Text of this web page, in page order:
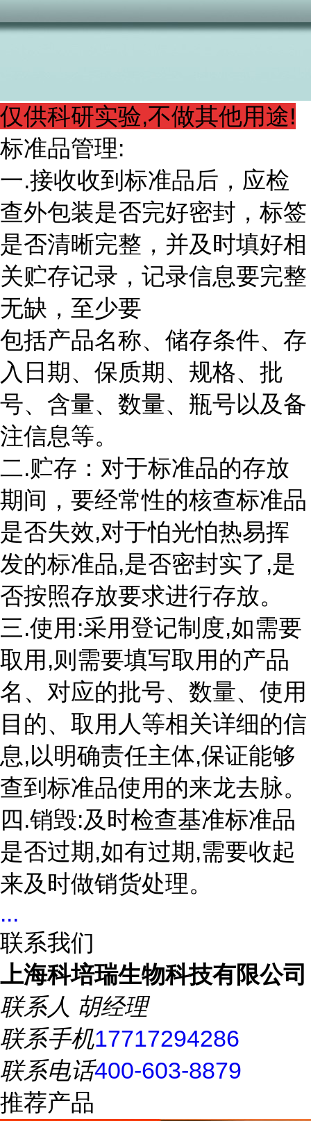
仅供科研实验,不做其他用途!
标准品管理:
一.接收收到标准品后，应检
查外包装是否完好密封，标签
是否清晰完整，并及时填好相
关贮存记录，记录信息要完整
无缺，至少要
包括产品名称、储存条件、存
入日期、保质期、规格、批
号、含量、数量、瓶号以及备
注信息等。
二.贮存：对于标准品的存放
期间，要经常性的核查标准品
是否失效,对于怕光怕热易挥
发的标准品,是否密封实了,是
否按照存放要求进行存放。
三.使用:采用登记制度,如需要
取用,则需要填写取用的产品
名、对应的批号、数量、使用
目的、取用人等相关详细的信
息,以明确责任主体,保证能够
查到标准品使用的来龙去脉。
四.销毁:及时检查基准标准品
是否过期,如有过期,需要收起
来及时做销货处理。
...
联系我们
上海科培瑞生物科技有限公司
联系人 胡经理
联系手机17717294286
联系电话400-603-8879
推荐产品